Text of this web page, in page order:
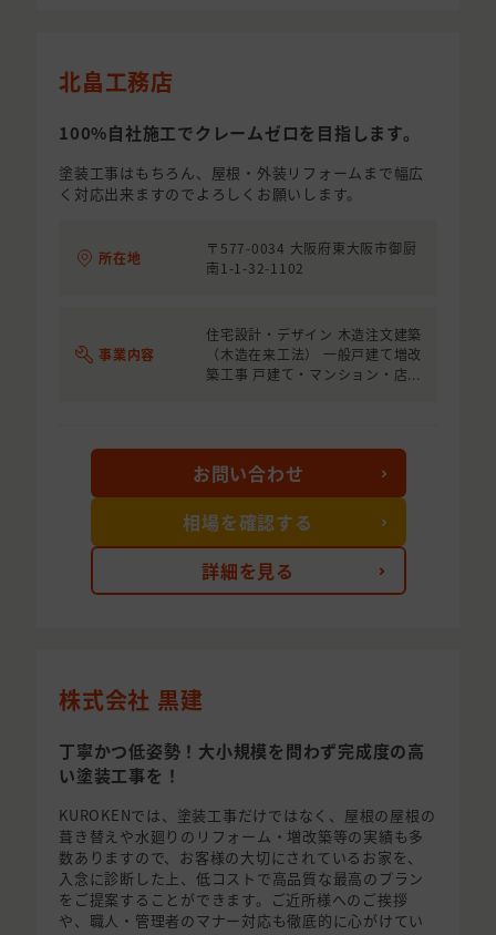
北畠工務店
100%自社施工でクレームゼロを目指します。
塗装工事はもちろん、屋根・外装リフォームまで幅広
く対応出来ますのでよろしくお願いします。
所在地
〒577-0034 大阪府東大阪市御厨
南1-1-32-1102
事業内容
住宅設計・デザイン 木造注文建築
（木造在来工法） 一般戸建て増改
築工事 戸建て・マンション・店...
詳細を見る
お問い合わせ
相場を確認する
株式会社 黒建
丁寧かつ低姿勢！大小規模を問わず完成度の高
い塗装工事を！
KUROKENでは、塗装工事だけではなく、屋根の屋根の
葺き替えや水廻りのリフォーム・増改築等の実績も多
数ありますので、お客様の大切にされているお家を、
入念に診断した上、低コストで高品質な最高のプラン
をご提案することができます。ご近所様へのご挨拶
や、職人・管理者のマナー対応も徹底的に心がけてい